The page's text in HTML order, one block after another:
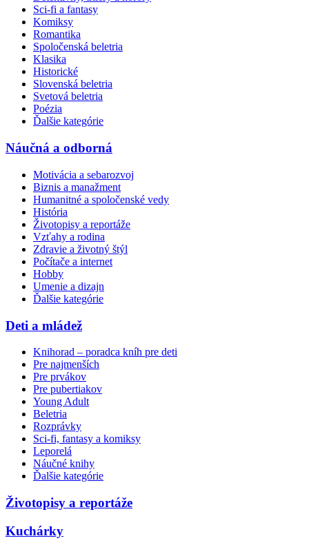
Sci-fi a fantasy
Komiksy
Romantika
Spoločenská beletria
Klasika
Historické
Slovenská beletria
Svetová beletria
Poézia
Ďalšie kategórie
Náučná a odborná
Motivácia a sebarozvoj
Biznis a manažment
Humanitné a spoločenské vedy
História
Životopisy a reportáže
Vzťahy a rodina
Zdravie a životný štýl
Počítače a internet
Hobby
Umenie a dizajn
Ďalšie kategórie
Deti a mládež
Knihorad – poradca kníh pre deti
Pre najmenších
Pre prvákov
Pre pubertiakov
Young Adult
Beletria
Rozprávky
Sci-fi, fantasy a komiksy
Leporelá
Náučné knihy
Ďalšie kategórie
Životopisy a reportáže
Kuchárky